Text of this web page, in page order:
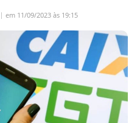
em 11/09/2023 às 19:15